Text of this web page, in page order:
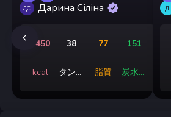
ДС Дарина Сіліна
1450
kcal
38
タンパ
77
脂質
151
炭水化
Д